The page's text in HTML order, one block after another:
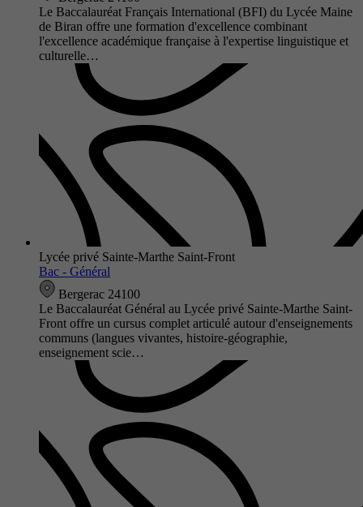
Le Baccalauréat Français International (BFI) du Lycée Maine
de Biran offre une formation d'excellence combinant
l'excellence académique française à l'expertise linguistique et
culturelle…
Lycée privé Sainte-Marthe Saint-Front
Bac - Général
Bergerac 24100
Le Baccalauréat Général au Lycée privé Sainte-Marthe Saint-
Front offre un cursus complet articulé autour d'enseignements
communs (langues vivantes, histoire-géographie,
enseignement scie…